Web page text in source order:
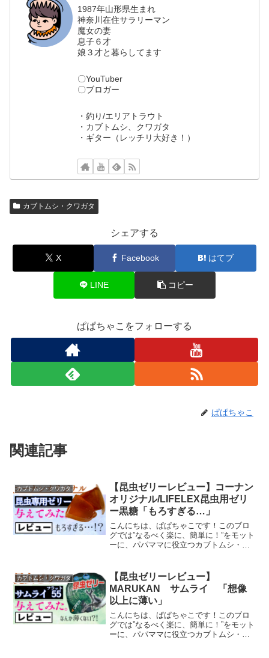
1987年山形県生まれ
神奈川在住サラリーマン
魔女の妻
息子６才
娘３才と暮らしてます
〇YouTuber
〇ブロガー
・釣り/エリアトラウト
・カブトムシ、クワガタ
・ギター（レッチリ大好き！）
カブトムシ・クワガタ
シェアする
X Facebook はてブ
LINE コピー
ぱぱちゃこをフォローする
ぱぱちゃこ
関連記事
カブトムシ・クワガタ
【昆虫ゼリーレビュー】コーナン
オリジナル/LIFELEX昆虫用ゼリ
ー黒糖「もろすぎる…」
こんにちは、ぱぱちゃこです！このブロ
グでは”なるべく楽に、簡単に！”をモット
ーに、パパママに役立つカブトムシ・ク
ゼリーをレビューします。今回は、”コー
ナンオリジナル/L...
カブトムシ・クワガタ
【昆虫ゼリーレビュー】
MARUKAN サムライ 「想像
以上に薄い」
こんにちは、ぱぱちゃこです！このブロ
グでは”なるべく楽に、簡単に！”をモット
ーに、パパママに役立つカブトムシ・ク